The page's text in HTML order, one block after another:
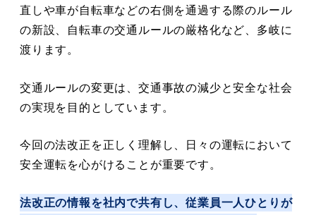
直しや車が自転車などの右側を通過する際のルール
の新設、自転車の交通ルールの厳格化など、多岐に
渡ります。
交通ルールの変更は、交通事故の減少と安全な社会
の実現を目的としています。
今回の法改正を正しく理解し、日々の運転において
安全運転を心がけることが重要です。
法改正の情報を社内で共有し、従業員一人ひとりが